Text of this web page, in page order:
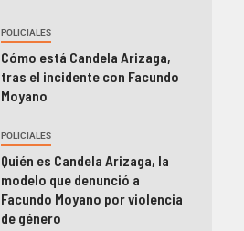
POLICIALES
Cómo está Candela Arizaga,
tras el incidente con Facundo
Moyano
POLICIALES
Quién es Candela Arizaga, la
modelo que denunció a
Facundo Moyano por violencia
de género